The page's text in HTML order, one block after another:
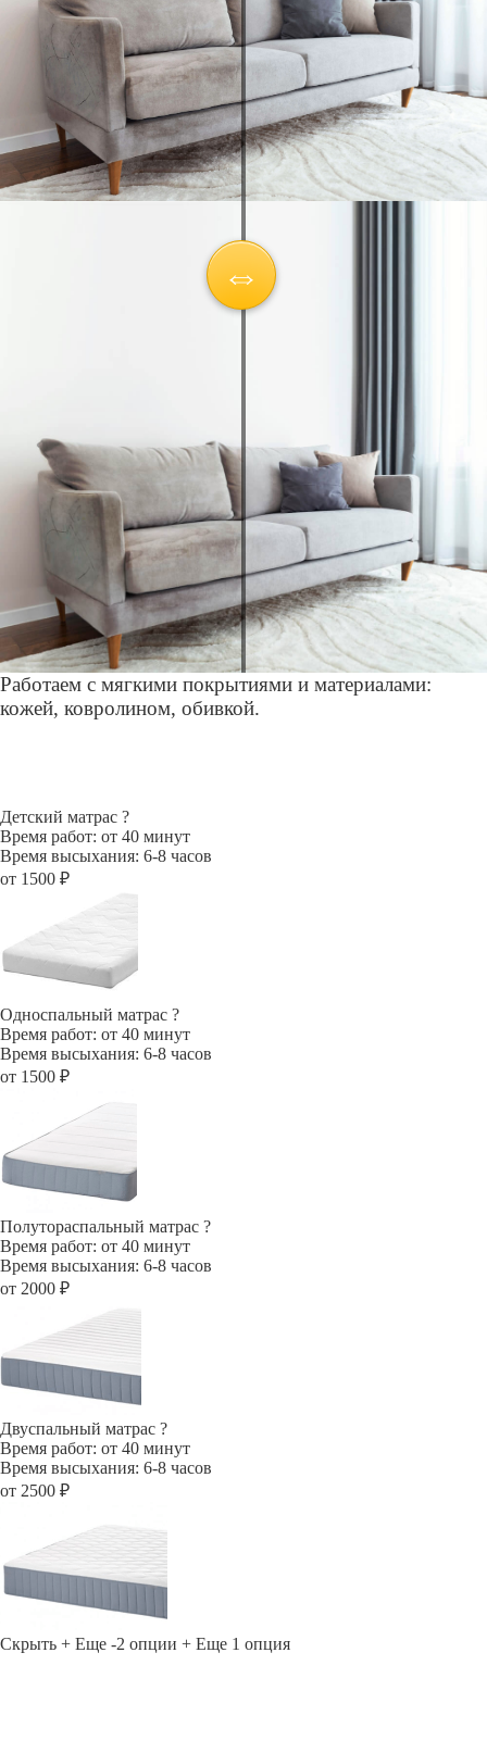
Работаем с мягкими покрытиями и материалами:
кожей, ковролином, обивкой.
Детский матрас ?
Время работ: от 40 минут
Время высыхания: 6-8 часов
от 1500 ₽
Односпальный матрас ?
Время работ: от 40 минут
Время высыхания: 6-8 часов
от 1500 ₽
Полутораспальный матрас ?
Время работ: от 40 минут
Время высыхания: 6-8 часов
от 2000 ₽
Двуспальный матрас ?
Время работ: от 40 минут
Время высыхания: 6-8 часов
от 2500 ₽
Скрыть + Еще -2 опции + Еще 1 опция